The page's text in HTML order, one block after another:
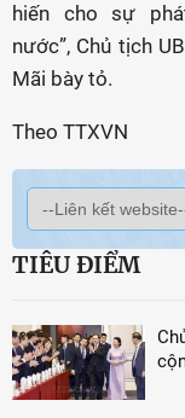
hiến cho sự
nước”, Chủ tịch
Mãi bày tỏ.
Theo TTXVN
TIÊU ĐIỂM